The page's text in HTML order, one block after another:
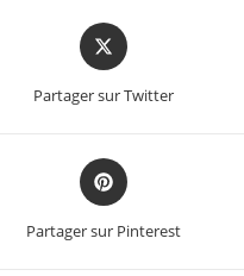
Partager sur Twitter
Partager sur Pinterest